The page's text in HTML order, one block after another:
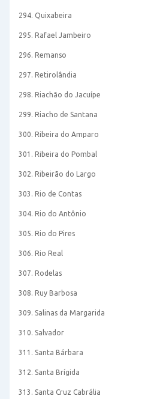
294. Quixabeira
295. Rafael Jambeiro
296. Remanso
297. Retirolândia
298. Riachão do Jacuípe
299. Riacho de Santana
300. Ribeira do Amparo
301. Ribeira do Pombal
302. Ribeirão do Largo
303. Rio de Contas
304. Rio do Antônio
305. Rio do Pires
306. Rio Real
307. Rodelas
308. Ruy Barbosa
309. Salinas da Margarida
310. Salvador
311. Santa Bárbara
312. Santa Brígida
313. Santa Cruz Cabrália